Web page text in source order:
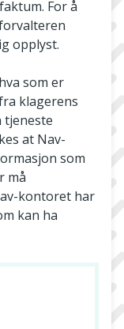
For å
opplyst.
som er
klagerens
at Nav­-
som
må
kontoret har
kan ha